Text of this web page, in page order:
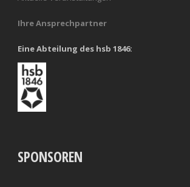
Ihre Ansprechpartner
Eine Abteilung des hsb 1846:
SPONSOREN